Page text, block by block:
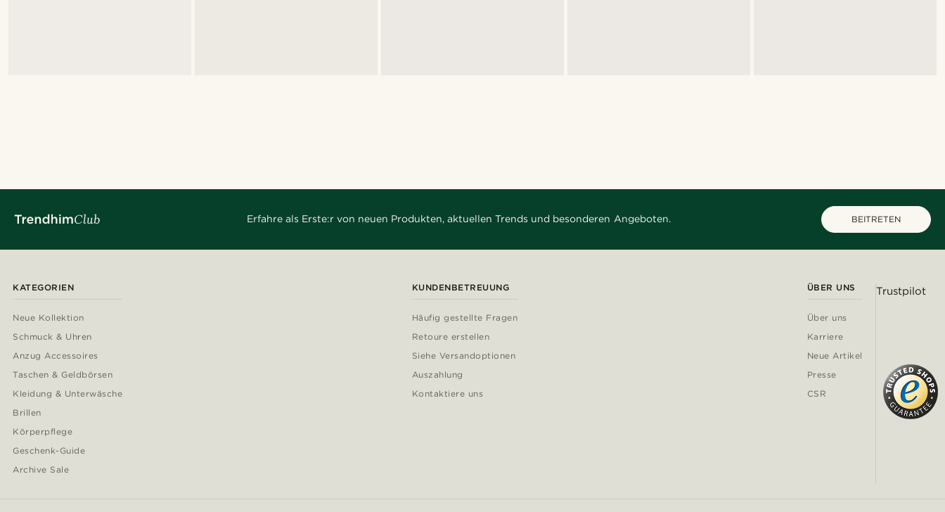
Erfahre als Erste:r von neuen Produkten, aktuellen Trends und besonderen Angeboten. BEITRETEN
KATEGORIEN
Neue Kollektion
Schmuck & Uhren
Anzug Accessoires
Taschen & Geldbörsen
Kleidung & Unterwäsche
Brillen
Körperpflege
Geschenk-Guide
Archive Sale
KUNDENBETREUUNG
Häufig gestellte Fragen
Retoure erstellen
Siehe Versandoptionen
Auszahlung
Kontaktiere uns
ÜBER UNS
Über uns
Karriere
Neue Artikel
Presse
CSR
Trustpilot